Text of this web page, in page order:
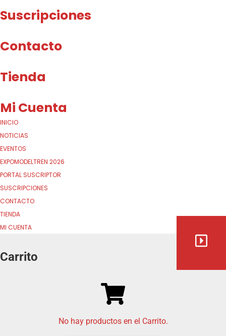
Suscripciones
Contacto
Tienda
Mi Cuenta
INICIO
NOTICIAS
EVENTOS
EXPOMODELTREN 2026
PORTAL SUSCRIPTOR
SUSCRIPCIONES
CONTACTO
TIENDA
MI CUENTA
Carrito
No hay productos en el Carrito.